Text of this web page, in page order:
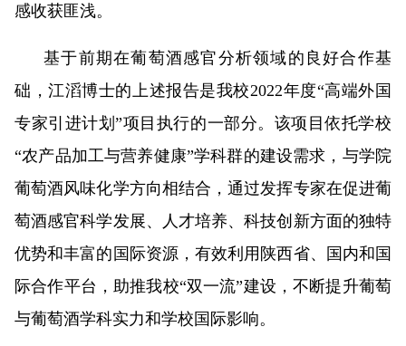
感收获匪浅。
基于前期在葡萄酒感官分析领域的良好合作基
础，江滔博士的上述报告是我校2022年度“高端外国
专家引进计划”项目执行的一部分。该项目依托学校
“农产品加工与营养健康”学科群的建设需求，与学院
葡萄酒风味化学方向相结合，通过发挥专家在促进葡
萄酒感官科学发展、人才培养、科技创新方面的独特
优势和丰富的国际资源，有效利用陕西省、国内和国
际合作平台，助推我校“双一流”建设，不断提升葡萄
与葡萄酒学科实力和学校国际影响。